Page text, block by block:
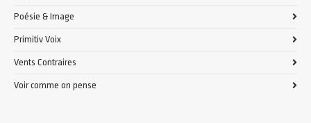
Poésie & Image
Primitiv Voix
Vents Contraires
Voir comme on pense